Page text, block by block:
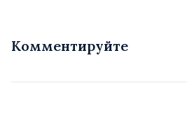
Комментируйте